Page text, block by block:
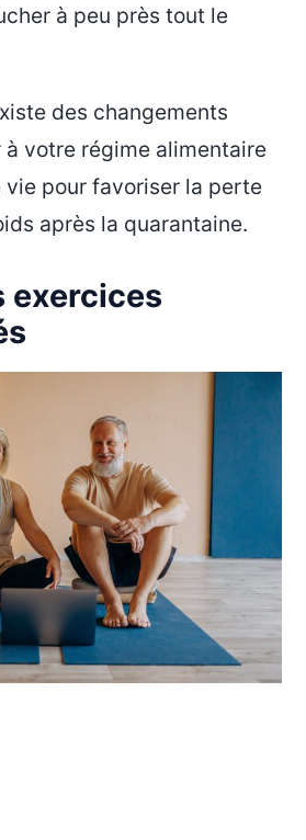
à peu près tout le
des changements
votre régime alimentaire
vie pour favoriser la perte
après la quarantaine.
exercices